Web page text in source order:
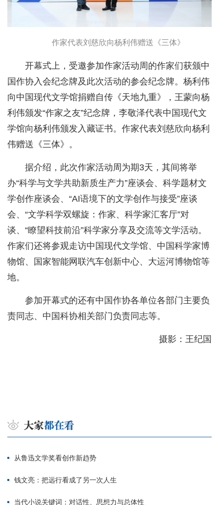
作家代表刘慈欣向杨利伟赠送《三体》
开幕式上，受邀参加作家活动周的作家们获颁中
国作协入会纪念牌及此次活动的参会纪念牌。杨利伟
向中国现代文学馆捐赠自传《天地九重》，王蒙向杨
利伟颁发“作家之友”纪念牌，李敬泽代表中国现代文
学馆向杨利伟颁发入藏证书。作家代表刘慈欣向杨利
伟赠送《三体》。
据介绍，此次作家活动周为期3天，其间将举
办“科学与文学共助新质生产力”座谈会、科学题材文
学创作座谈会、“AI语境下的文学创作与接受”座谈
会、“文学科学双螺旋：作家、科学家汇客厅”对
谈、“瞭望科技前沿”科学家分享及交流等文学活动。
作家们还将参观走访中国现代文学馆、中国科学家博
物馆、国家智能网联汽车创新中心、大运河博物馆等
地。
参加开幕式的还有中国作协各单位各部门主要负
责同志、中国科协相关部门负责同志等。
摄影：王纪国
从鲁迅文学奖看创作新趋势
钱文亮：把远行看成了另一次人生
当代小说关键词：对话性、思想力与总体性